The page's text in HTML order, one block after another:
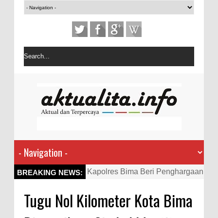
BREAKING NEWS:
Kapolres Bima Beri Penghargaan
Aktif Bantu Polisi Berantas
Tugu Nol Kilometer Kota Bima